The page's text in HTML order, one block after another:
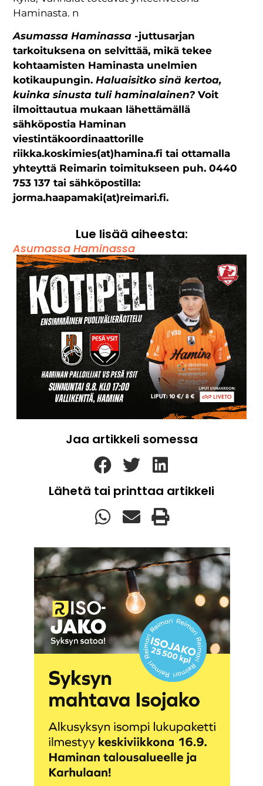
Haminasta. n
Asumassa Haminassa -juttusarjan
tarkoituksena on selvittää, mikä tekee
kohtaamisten Haminasta unelmien
kotikaupungin.Haluaisitko sinä kertoa,
kuinka sinusta tuli haminalainen? Voit
ilmoittautua mukaan lähettämällä
sähköpostia Haminan
viestintäkoordinaattorille
riikka.koskimies(at)hamina.fi tai ottamalla
yhteyttä Reimarin toimitukseen puh. 0440
753 137 tai sähköpostilla:
jorma.haapamaki(at)reimari.fi.
Lue lisää aiheesta:
Asumassa Haminassa
Jaa artikkeli somessa
Lähetä tai printtaa artikkeli